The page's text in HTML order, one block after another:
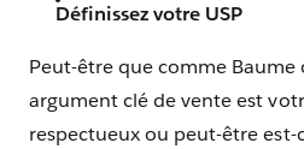
Définissez votre USP
Peut-être que comme Baume
argument clé de vente est
respectueux ou peut-être est-